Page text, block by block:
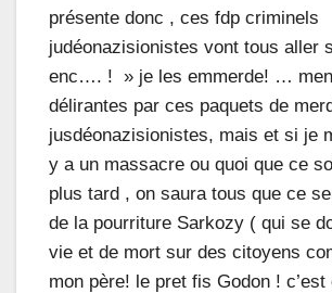
présente donc , ces fdp criminels
judéonazisionistes vont tous aller
enc…. ! » je les emmerde! …
délirantes par ces paquets de
jusdéonazisionistes, mais et si je
y a un massacre ou quoi que ce
plus tard , on saura tous que ce
de la pourriture Sarkozy ( qui se
vie et de mort sur des citoyens
mon père! le pret fis Godon ! c’est